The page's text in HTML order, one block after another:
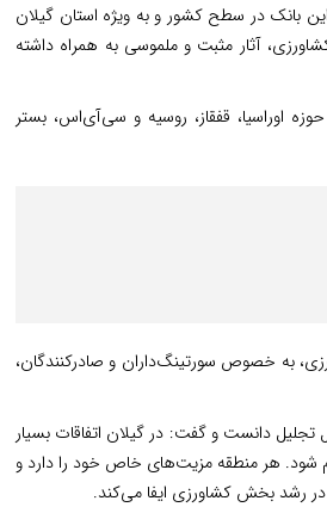
بانک در سطح کشور و به‌ ویژه استان گیلان
آثار مثبت و ملموسی به همراه داشته
اوراسیا، قفقاز، روسیه و سی‌آی‌اس، بستر
به‌ خصوص سورتینگ‌داران و صادرکنندگان،
تجلیل دانست و گفت: در گیلان اتفاقات بسیار
شود. هر منطقه مزیت‌های خاص خود را دارد و
رشد بخش کشاورزی ایفا می‌کند.